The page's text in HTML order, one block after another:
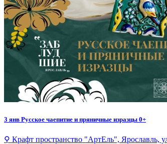
3 янв Русское чаепитие и пряничные изразцы 0+
⚲ Крафт пространство "АртЕль", Ярославль,